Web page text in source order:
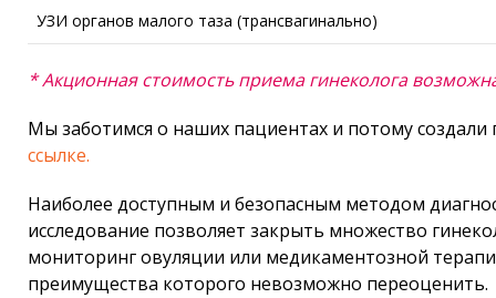
УЗИ органов малого таза (трансвагинально)
* Акционная стоимость приема гинеколога
Мы заботимся о наших пациентах и потому
ссылке.
Наиболее доступным и безопасным методом
исследование позволяет закрыть множество
мониторинг овуляции или медикаментозной
преимущества которого невозможно переоценить.